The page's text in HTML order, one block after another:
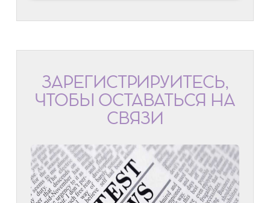
ЗАРЕГИСТРИРУЙТЕСЬ,
ЧТОБЫ ОСТАВАТЬСЯ НА
СВЯЗИ